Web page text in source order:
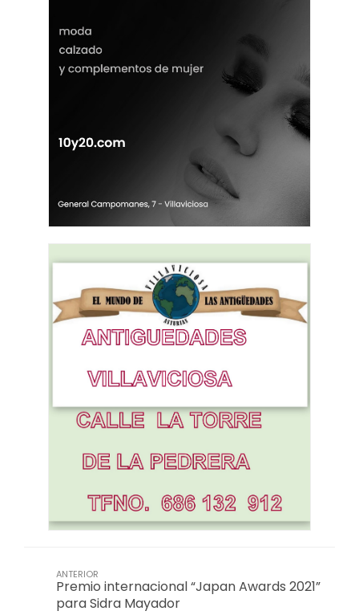
ANTERIOR
Premio internacional “Japan Awards 2021”
para Sidra Mayador